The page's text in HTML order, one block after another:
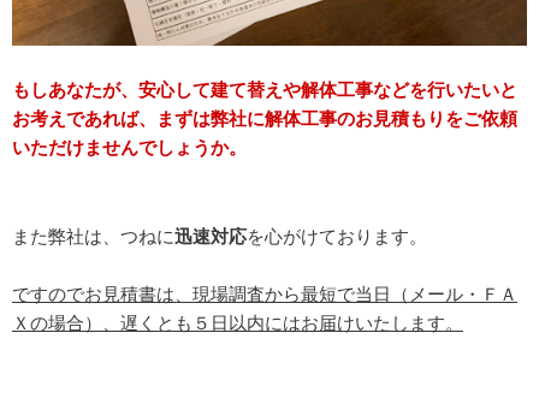
もしあなたが、安心して建て替えや解体工事などを行いたいと
お考えであれば、まずは弊社に解体工事のお見積もりをご依頼
いただけませんでしょうか。
また弊社は、つねに迅速対応を心がけております。
ですのでお見積書は、現場調査から最短で当日（メール・ＦＡ
Ｘの場合）、遅くとも５日以内にはお届けいたします。